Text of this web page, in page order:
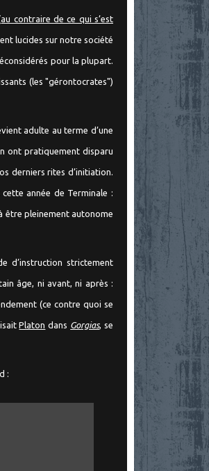
au contraire de ce qui s’est
lucides sur notre société
pour la plupart.
(les "gérontocrates")
adulte au terme d’une
ont pratiquement disparu
derniers rites d’initiation.
année de Terminale :
être pleinement autonome
d’instruction strictement
âge, ni avant, ni après :
(ce contre quoi se
Platon dans Gorgias, se
: